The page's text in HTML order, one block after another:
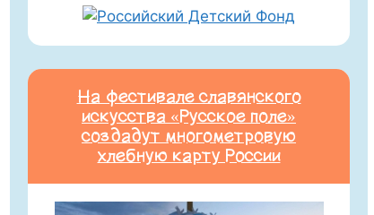
На фестивале славянского
искусства «Русское поле»
создадут многометровую
хлебную карту России